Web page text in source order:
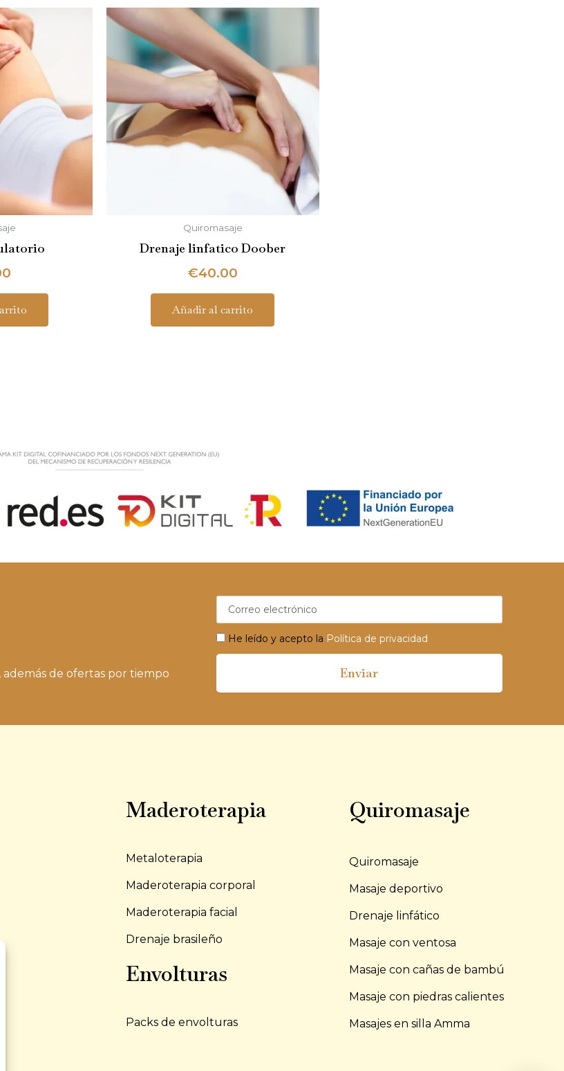
Quiromasaje
Drenaje linfatico Doober
€40.00
Añadir al carrito
de ofertas por tiempo
He leído y acepto la Política de privacidad
Enviar
Maderoterapia
Metaloterapia
Maderoterapia corporal
Maderoterapia facial
Drenaje brasileño
Envolturas
Packs de envolturas
Quiromasaje
Quiromasaje
Masaje deportivo
Drenaje linfático
Masaje con ventosa
Masaje con cañas de bambú
Masaje con piedras calientes
Masajes en silla Amma